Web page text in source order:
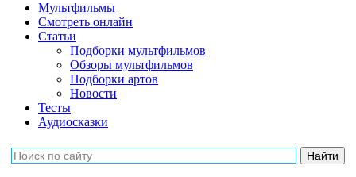
Мультфильмы
Смотреть онлайн
Статьи
Подборки мультфильмов
Обзоры мультфильмов
Подборки артов
Новости
Тесты
Аудиосказки